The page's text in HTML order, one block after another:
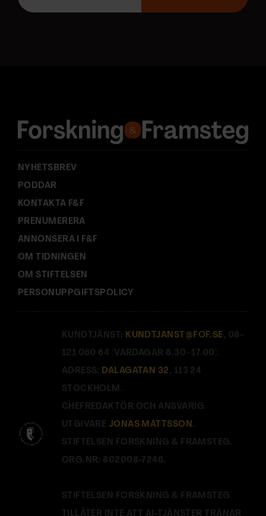
p
s
:
NYHETSBREV
PODDAR
KONTAKTA F&F
PRENUMERERA
ANNONSERA I F&F
OM TIDNINGEN
OM STIFTELSEN
PERSONUPPGIFTSPOLICY
KUNDTJÄNST: KUNDTJANST@FOF.SE , 08-
121 060 64 (VARDAGAR 8.30–17.00).
ADRESS: DALAGATAN 32 , 113 24
STOCKHOLM.
CHEFREDAKTÖR OCH ANSVARIG
UTGIVARE JONAS MATTSSON.
STIFTELSEN FORSKNING & FRAMSTEG.
ORG.NR: 802008-7246.
STIFTELSEN FORSKNING & FRAMSTEG
TILLÅTER INTE ATT AI-TJÄNSTER TRÄNAR